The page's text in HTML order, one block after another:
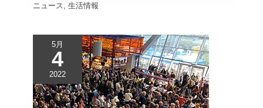
ニュース ,生活情報
5月
4
2022